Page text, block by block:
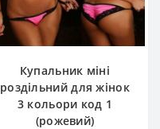
Купальник міні
роздільний для жінок
3 кольори код 1
(рожевий)